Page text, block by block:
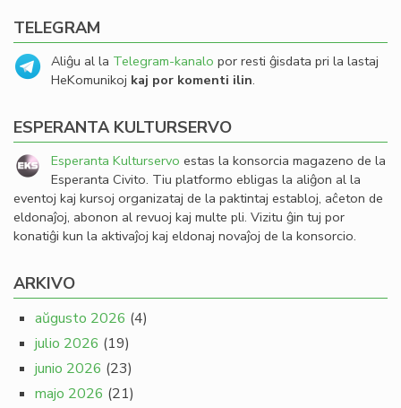
TELEGRAM
Aliĝu al la Telegram-kanalo por resti ĝisdata pri la lastaj
HeKomunikoj kaj por komenti ilin.
ESPERANTA KULTURSERVO
Esperanta Kulturservo estas la konsorcia magazeno de la
Esperanta Civito. Tiu platformo ebligas la aliĝon al la
eventoj kaj kursoj organizataj de la paktintaj establoj, aĉeton de
eldonaĵoj, abonon al revuoj kaj multe pli. Vizitu ĝin tuj por
konatiĝi kun la aktivaĵoj kaj eldonaj novaĵoj de la konsorcio.
ARKIVO
aŭgusto 2026 (4)
julio 2026 (19)
junio 2026 (23)
majo 2026 (21)